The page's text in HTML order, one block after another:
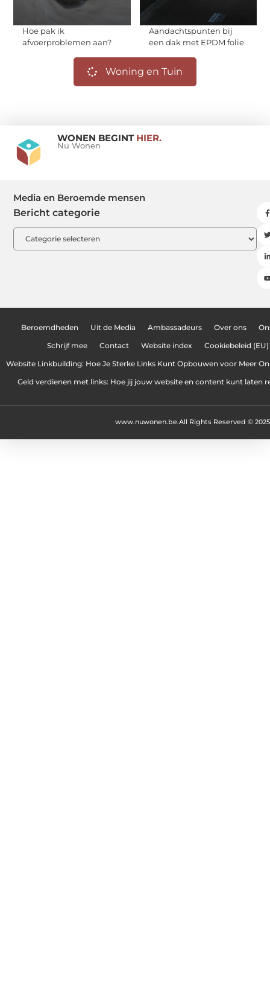
Hoe pak ik
afvoerproblemen aan?
Aandachtspunten bij
een dak met EPDM folie
Woning en Tuin
WONEN BEGINT HIER.
Nu Wonen
Media en Beroemde mensen
Bericht categorie
Beroemdheden Uit de Media Ambassadeurs Over ons
Schrijf mee Contact Website index Cookiebeleid (EU)
Website Linkbuilding: Hoe Je Sterke Links Kunt Opbouwen voor Meer
Geld verdienen met links: Hoe jij jouw website en content kunt laten
All Rights Reserved © 2025
www.nuwonen.be.